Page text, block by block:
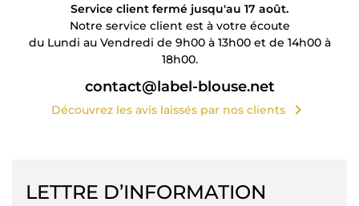
Service client fermé jusqu'au 17 août.
Notre service client est à votre écoute
du Lundi au Vendredi de 9h00 à 13h00 et de 14h00 à
18h00.
contact@label-blouse.net
Découvrez les avis laissés par nos clients chevron_right
LETTRE D’INFORMATION